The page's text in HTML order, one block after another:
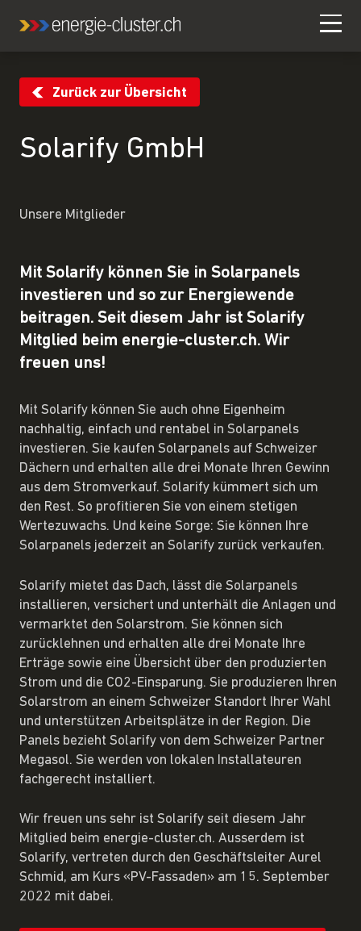
Zurück zur Übersicht
Solarify GmbH
Unsere Mitglieder
Mit Solarify können Sie in Solarpanels
investieren und so zur Energiewende
beitragen. Seit diesem Jahr ist Solarify
Mitglied beim energie-cluster.ch. Wir
freuen uns!
Mit Solarify können Sie auch ohne Eigenheim
nachhaltig, einfach und rentabel in Solarpanels
investieren. Sie kaufen Solarpanels auf Schweizer
Dächern und erhalten alle drei Monate Ihren Gewinn
aus dem Stromverkauf. Solarify kümmert sich um
den Rest. So profitieren Sie von einem stetigen
Wertezuwachs. Und keine Sorge: Sie können Ihre
Solarpanels jederzeit an Solarify zurück verkaufen.
Solarify mietet das Dach, lässt die Solarpanels
installieren, versichert und unterhält die Anlagen und
vermarktet den Solarstrom. Sie können sich
zurücklehnen und erhalten alle drei Monate Ihre
Erträge sowie eine Übersicht über den produzierten
Strom und die CO2-Einsparung. Sie produzieren Ihren
Solarstrom an einem Schweizer Standort Ihrer Wahl
und unterstützen Arbeitsplätze in der Region. Die
Panels bezieht Solarify von dem Schweizer Partner
Megasol. Sie werden von lokalen Installateuren
fachgerecht installiert.
Wir freuen uns sehr ist Solarify seit diesem Jahr
Mitglied beim energie-cluster.ch. Ausserdem ist
Solarify, vertreten durch den Geschäftsleiter Aurel
Schmid, am Kurs «PV-Fassaden» am 15. September
2022 mit dabei.